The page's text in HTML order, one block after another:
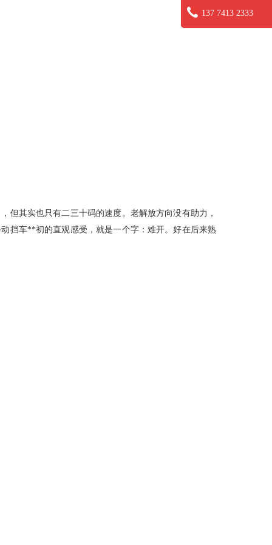
其实也只有二三十码的速度。老解放方向没有助力，
挡车**初的直观感受，就是一个字：难开。好在后来熟
137 7413 2333